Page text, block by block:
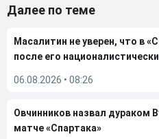
Далее по теме
Масалитин не уверен, что в
после его
06.08.2026 • 08:26
Овчинников назвал дураком
матче «Спартака»